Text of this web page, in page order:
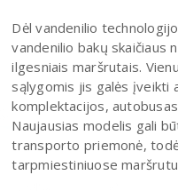
Dėl vandenilio
vandenilio bakų skaičiaus
ilgesniais maršrutais.
sąlygomis jis galės įveikti
komplektacijos,
Naujausias modelis gali
transporto priemonė,
tarpmiestiniuose